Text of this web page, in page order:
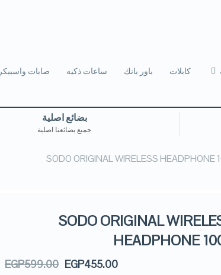
كابلات باور بانك ساعات ذكيه صابات واسبيكر
بضائع اصلية
جميع بضائعنا اصلية
SODO ORIGINAL WIRELESS HEADPHONE
SODO ORIGINAL
HEADPHONE
EGP599.00 EGP455.00